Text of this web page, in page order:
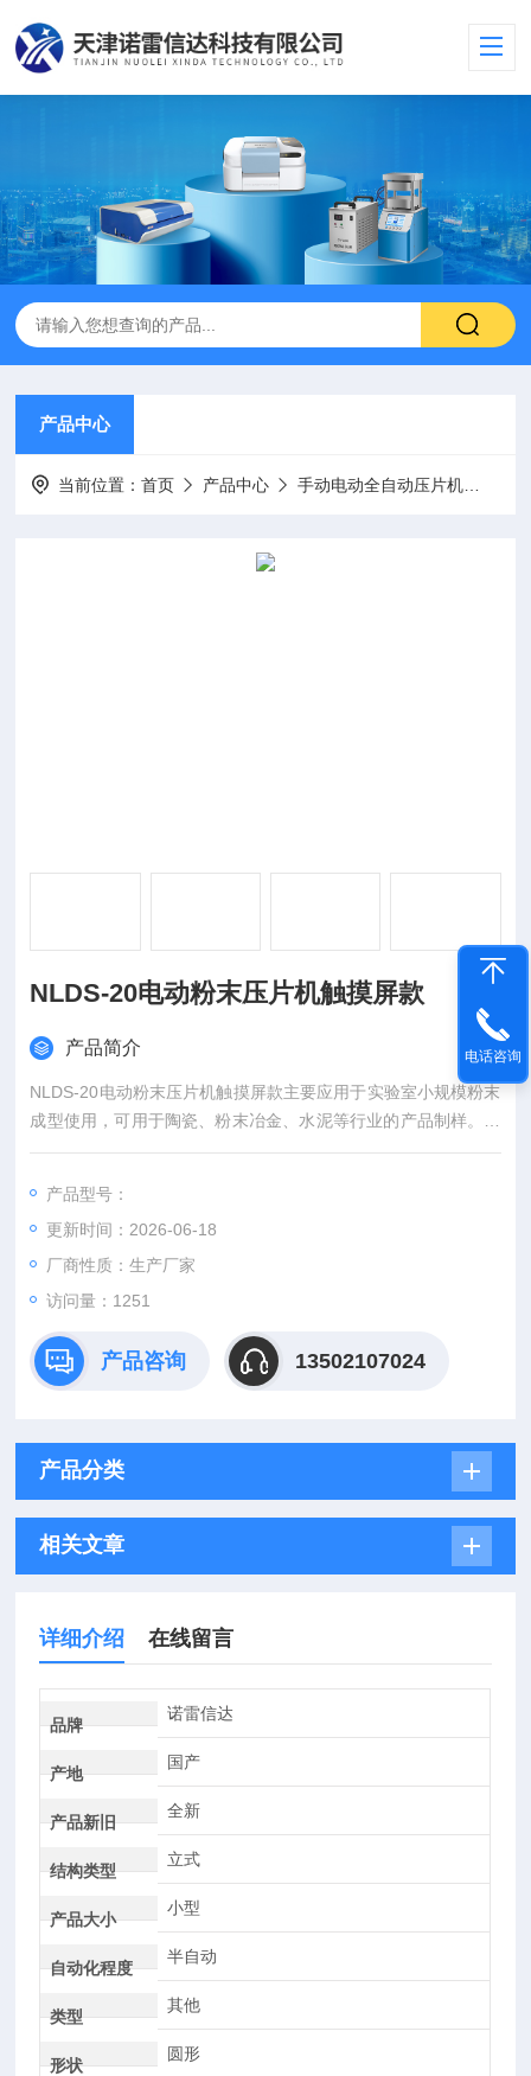
产品中心
当前位置：首页 产品中心 手动电动全自动压片机
NLDS-20电动粉末压片机触摸屏款
产品简介
NLDS-20电动粉末压片机触摸屏款主要应用于实验室小规模粉末
成型使用，可用于陶瓷、粉末冶金、水泥等行业的产品制样。本
产品有手动加压和电动加压两种方式，产品精度高，操作更灵
产品型号：
更新时间：2026-06-18
厂商性质：生产厂家
访问量：1251
产品咨询 13502107024
产品分类
相关文章
详细介绍 在线留言
品牌
诺雷信达
产地
国产
产品新旧
全新
结构类型
立式
产品大小
小型
自动化程度
半自动
类型
其他
形状
圆形
电话咨询